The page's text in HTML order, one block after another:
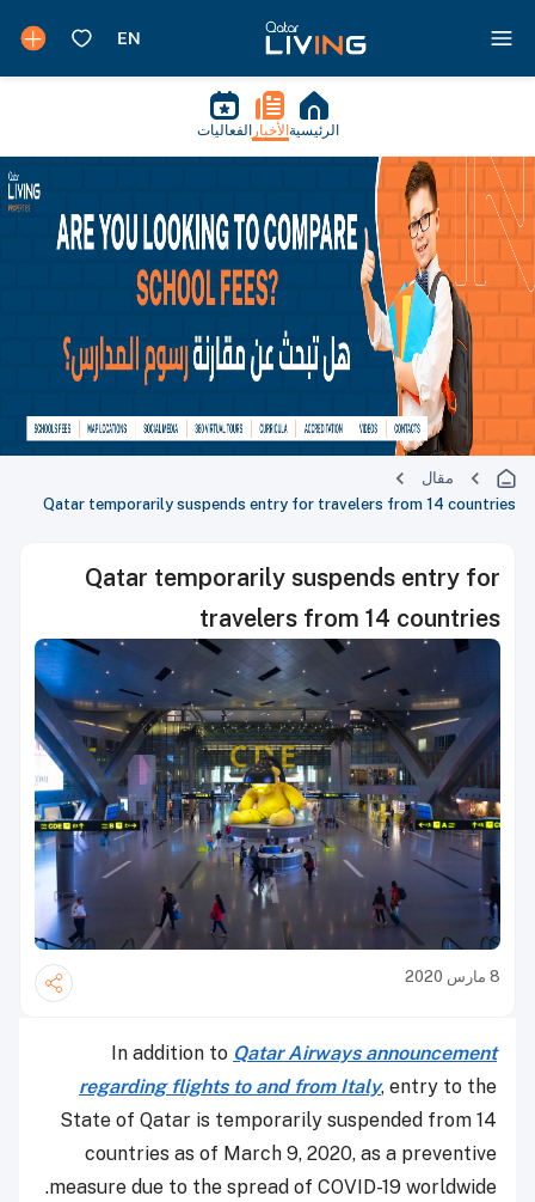
الرئيسية الأخبار الفعاليات
مقال
Qatar temporarily suspends entry for travelers from 14 countries
Qatar temporarily suspends entry for
travelers from 14 countries
8 مارس 2020
In addition to Qatar Airways announcement
regarding flights to and from Italy, entry to the
State of Qatar is temporarily suspended from 14
countries as of March 9, 2020, as a preventive
measure due to the spread of COVID-19 worldwide.